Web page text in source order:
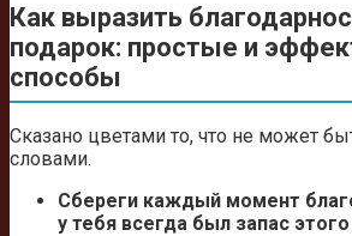
Как выразить
подарок: простые и
способы
Сказано цветами то, что не может
словами.
Сбереги каждый момент
у тебя всегда был запас